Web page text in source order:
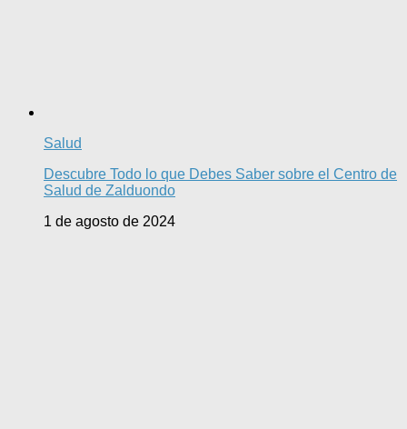
Salud
Descubre Todo lo que Debes Saber sobre el Centro de
Salud de Zalduondo
1 de agosto de 2024